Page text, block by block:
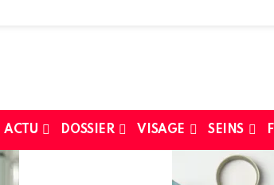
ACTU DOSSIER VISAGE SEINS